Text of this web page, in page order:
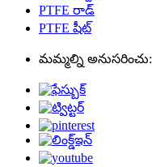
PTFE రాడ్
PTFE షీట్
మమ్మల్ని అనుసరించు: